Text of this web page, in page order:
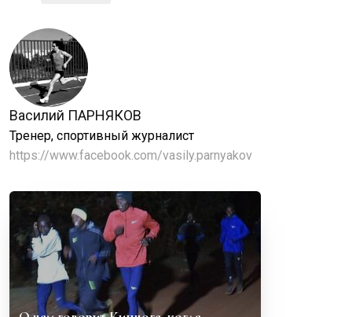
Василий ПАРНЯКОВ
Тренер, спортивный журналист
https://www.facebook.com/vasily.parnyakov